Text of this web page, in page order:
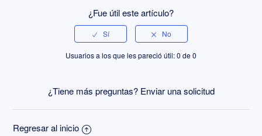
¿Fue útil este artículo?
Usuarios a los que les pareció útil: 0 de 0
¿Tiene más preguntas? Enviar una solicitud
Regresar al inicio